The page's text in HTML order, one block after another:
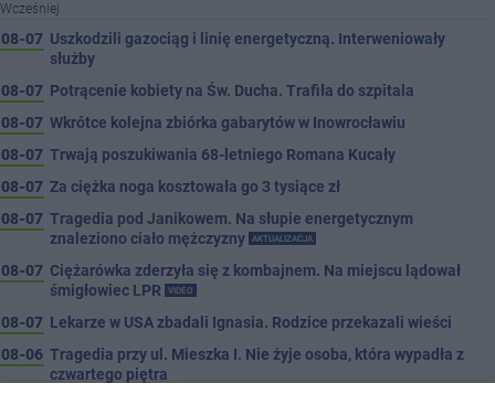
Wcześniej
08-07 Uszkodzili gazociąg i linię energetyczną. Interweniowały
służby
08-07 Potrącenie kobiety na Św. Ducha. Trafiła do szpitala
08-07 Wkrótce kolejna zbiórka gabarytów w Inowrocławiu
08-07 Trwają poszukiwania 68-letniego Romana Kucały
08-07 Za ciężka noga kosztowała go 3 tysiące zł
08-07 Tragedia pod Janikowem. Na słupie energetycznym
znaleziono ciało mężczyzny
AKTUALIZACJA
08-07 Ciężarówka zderzyła się z kombajnem. Na miejscu lądował
śmigłowiec LPR
VIDEO
08-07 Lekarze w USA zbadali Ignasia. Rodzice przekazali wieści
08-06 Tragedia przy ul. Mieszka I. Nie żyje osoba, która wypadła z
czwartego piętra